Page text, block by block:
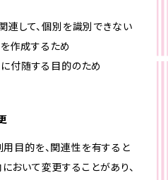
連して、個別を識別できない
作成するため
に付随する目的のため
用目的を、関連性を有すると
おいて変更することがあり、